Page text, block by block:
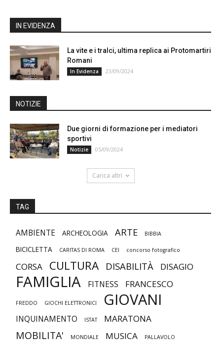
IN EVIDENZA
La vite e i tralci, ultima replica ai Protomartiri
Romani
In Evidenza 23/09/2024
NOTIZIE
Due giorni di formazione per i mediatori
sportivi
Notizie 05/09/2024
Carica altri
TAG
AMBIENTE ARCHEOLOGIA ARTE BIBBIA
BICICLETTA CARITAS DI ROMA CEI concorso fotografico
CORSA CULTURA DISABILITÀ DISAGIO
FAMIGLIA FITNESS FRANCESCO
FREDDO GIOCHI ELETTRONICI GIOVANI
INQUINAMENTO ISTAT MARATONA
MOBILITA' MONDIALE MUSICA PALLAVOLO